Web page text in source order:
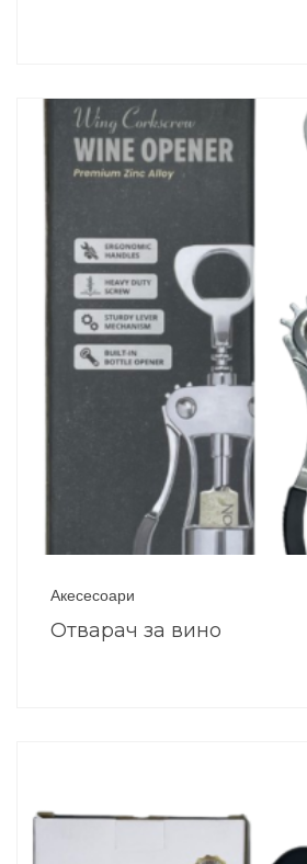
Акесесоари
Отварач за вино